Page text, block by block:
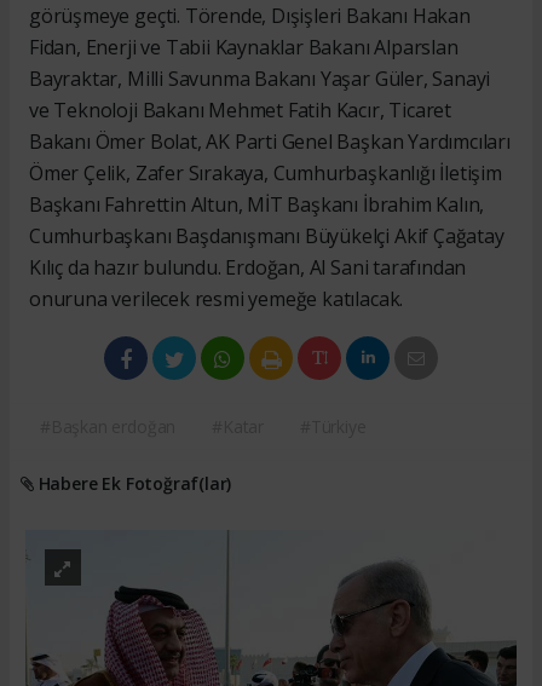
görüşmeye geçti. Törende, Dışişleri Bakanı Hakan
Fidan, Enerji ve Tabii Kaynaklar Bakanı Alparslan
Bayraktar, Milli Savunma Bakanı Yaşar Güler, Sanayi
ve Teknoloji Bakanı Mehmet Fatih Kacır, Ticaret
Bakanı Ömer Bolat, AK Parti Genel Başkan Yardımcıları
Ömer Çelik, Zafer Sırakaya, Cumhurbaşkanlığı İletişim
Başkanı Fahrettin Altun, MİT Başkanı İbrahim Kalın,
Cumhurbaşkanı Başdanışmanı Büyükelçi Akif Çağatay
Kılıç da hazır bulundu. Erdoğan, Al Sani tarafından
onuruna verilecek resmi yemeğe katılacak.
Habere Ek Fotoğraf(lar)